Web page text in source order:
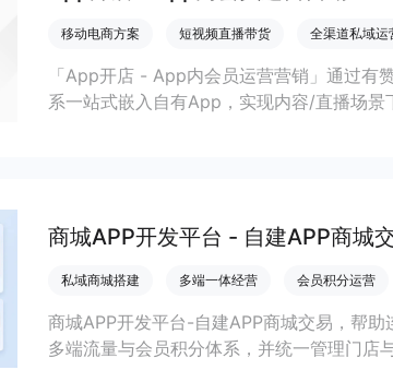
移动电商方案 短视频直播带货 全渠道私域运
「App开店 - App内会员运营营销」通过有
系一站式嵌入自有App，实现内容/直播场景
商城APP开发平台 - 自建APP商城
私域商城搭建 多端一体经营 会员积分运营
商城APP开发平台-自建APP商城交易，帮
多端流量与会员积分体系，并统一管理门店